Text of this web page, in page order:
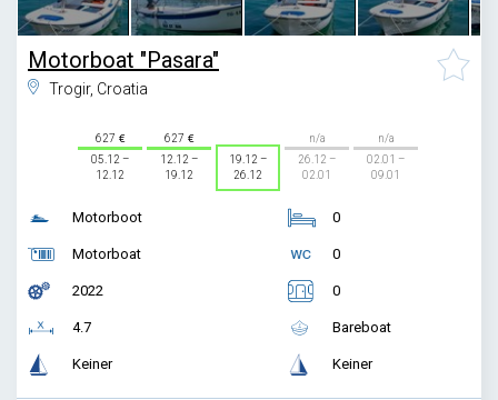
Motorboat "Pasara"
Trogir, Croatia
627
05.12 –
12.12
627
12.12 –
19.12
19.12 –
26.12
n/a
26.12 –
02.01
n/a
02.01 –
09.01
Motorboot
Motorboat
2022
4.7
Keiner
0
0
0
Bareboat
Keiner